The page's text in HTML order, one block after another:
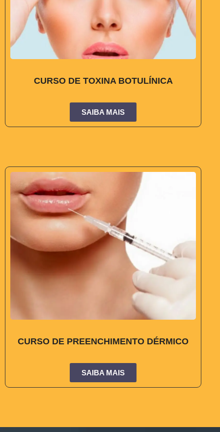
CURSO DE TOXINA BOTULÍNICA
SAIBA MAIS
CURSO DE PREENCHIMENTO DÉRMICO
SAIBA MAIS